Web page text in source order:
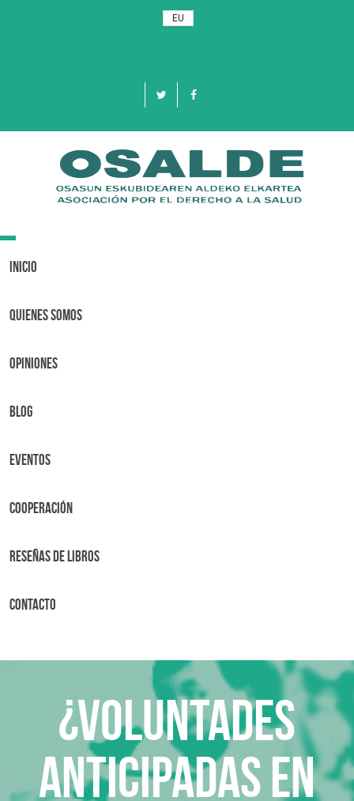
EU
Toggle
Inicio
Quienes Somos
OPINIONES
BLOG
Eventos
Cooperación
Reseñas de libros
Contacto
¿Voluntades
anticipadas en